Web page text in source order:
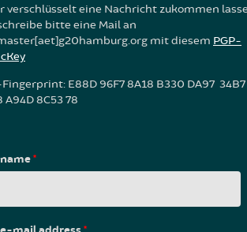
verschlüsselt eine Nachricht zukommen
bitte eine Mail an
mit diesem PGP-
Fingerprint: E88D 96F7 8A18 B330 DA97 34B7
A94D 8C53 78
*